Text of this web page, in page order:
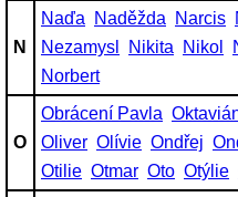
N
Naďa Naděžda Narcis
Nezamysl
Nikita Nikol
Norbert
O
Obrácení Pavla
Oliver Olívie Ondřej
Otilie Otmar Oto Otýlie